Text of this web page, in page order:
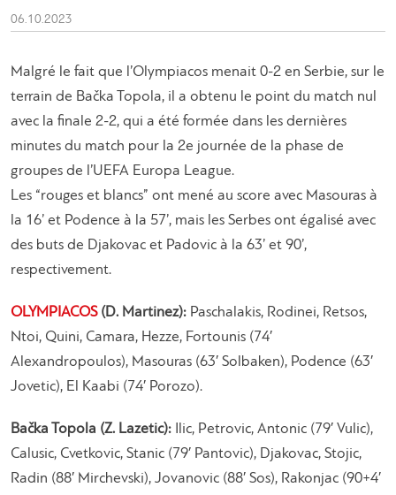
06.10.2023
Malgré le fait que l’Olympiacos menait 0-2 en Serbie, sur le
terrain de Bačka Topola, il a obtenu le point du match nul
avec la finale 2-2, qui a été formée dans les dernières
minutes du match pour la 2e journée de la phase de
groupes de l’UEFA Europa League.
Les “rouges et blancs” ont mené au score avec Masouras à
la 16’ et Podence à la 57’, mais les Serbes ont égalisé avec
des buts de Djakovac et Padovic à la 63’ et 90’,
respectivement.
OLYMPIACOS(D. Martinez): Paschalakis, Rodinei, Retsos,
Ntoi, Quini, Camara, Hezze, Fortounis (74′
Alexandropoulos), Masouras (63′ Solbaken), Podence (63′
Jovetic), El Kaabi (74′ Porozo).
Bačka Topola (Z. Lazetic): Ilic, Petrovic, Antonic (79′ Vulic),
Calusic, Cvetkovic, Stanic (79′ Pantovic), Djakovac, Stojic,
Radin (88′ Mirchevski), Jovanovic (88′ Sos), Rakonjac (90+4′